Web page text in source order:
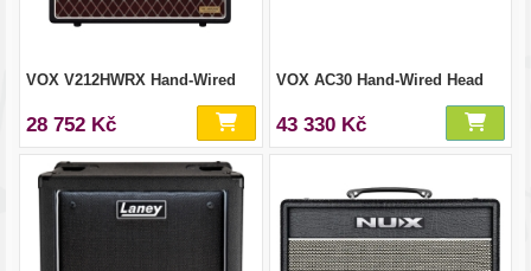
VOX V212HWRX Hand-Wired
28 752 Kč
VOX AC30 Hand-Wired Head
43 330 Kč